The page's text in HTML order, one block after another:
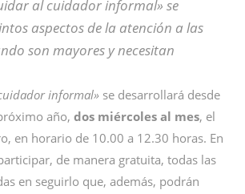
al cuidador informal» se
aspectos de la atención a las
son mayores y necesitan
informal» se desarrollará desde
año, dos miércoles al mes, el
en horario de 10.00 a 12.30 horas. En
de manera gratuita, todas las
en seguirlo que, además, podrán